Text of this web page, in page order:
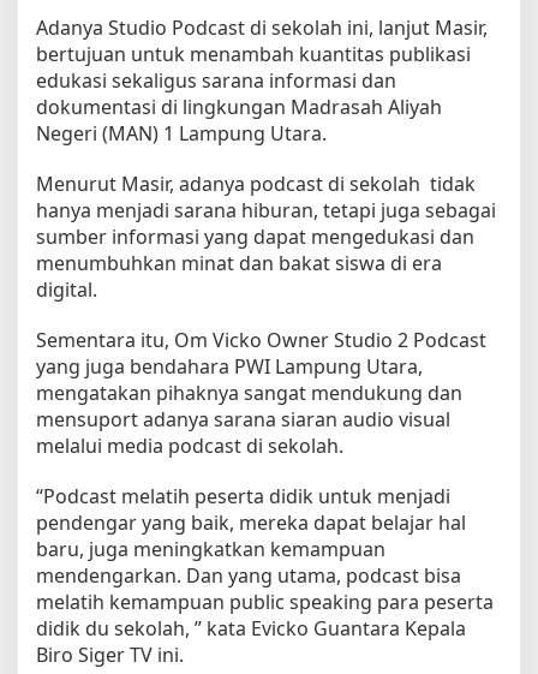
Adanya Studio Podcast di sekolah ini, lanjut Masir,
bertujuan untuk menambah kuantitas publikasi
edukasi sekaligus sarana informasi dan
dokumentasi di lingkungan Madrasah Aliyah
Negeri (MAN) 1 Lampung Utara.
Menurut Masir, adanya podcast di sekolah tidak
hanya menjadi sarana hiburan, tetapi juga sebagai
sumber informasi yang dapat mengedukasi dan
menumbuhkan minat dan bakat siswa di era
digital.
Sementara itu, Om Vicko Owner Studio 2 Podcast
yang juga bendahara PWI Lampung Utara,
mengatakan pihaknya sangat mendukung dan
mensuport adanya sarana siaran audio visual
melalui media podcast di sekolah.
“Podcast melatih peserta didik untuk menjadi
pendengar yang baik, mereka dapat belajar hal
baru, juga meningkatkan kemampuan
mendengarkan. Dan yang utama, podcast bisa
melatih kemampuan public speaking para peserta
didik du sekolah, ” kata Evicko Guantara Kepala
Biro Siger TV ini.